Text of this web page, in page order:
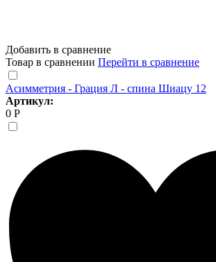
Добавить в сравнение
Товар в сравнении Перейти в сравнение
Асимметрия - Грация Л - спина Шиацу 12
Артикул:
0 Р